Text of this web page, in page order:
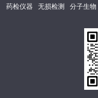
药检仪器 无损检测 分子生物